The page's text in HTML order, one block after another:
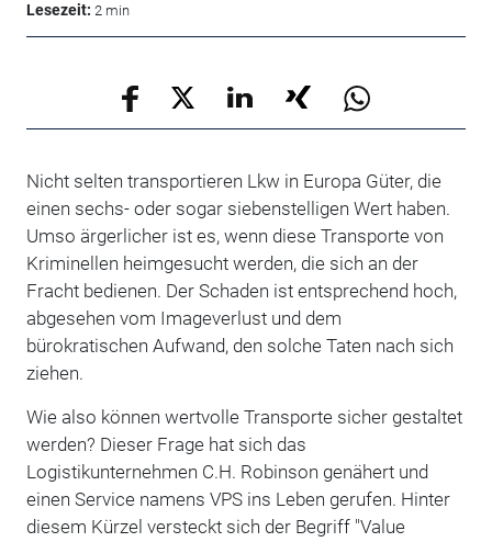
Lesezeit: 2 min
Nicht selten transportieren Lkw in Europa Güter, die
einen sechs- oder sogar siebenstelligen Wert haben.
Umso ärgerlicher ist es, wenn diese Transporte von
Kriminellen heimgesucht werden, die sich an der
Fracht bedienen. Der Schaden ist entsprechend hoch,
abgesehen vom Imageverlust und dem
bürokratischen Aufwand, den solche Taten nach sich
ziehen.
Wie also können wertvolle Transporte sicher gestaltet
werden? Dieser Frage hat sich das
Logistikunternehmen C.H. Robinson genähert und
einen Service namens VPS ins Leben gerufen. Hinter
diesem Kürzel versteckt sich der Begriff "Value